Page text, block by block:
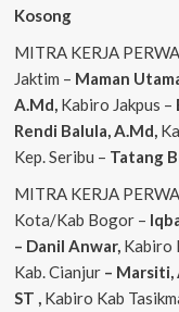
Kosong
MITRA KERJA
Jaktim – Maman
A.Md, Kabiro Jakpus –
Rendi Balula, A.Md,
Kep. Seribu – Tatang
MITRA KERJA
Kota/Kab Bogor –
– Danil Anwar, Kabiro
Kab. Cianjur– Marsiti,
ST , Kabiro Kab